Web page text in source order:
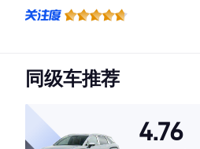
·空间表现较为优秀，优于64%同级车
同级车推荐
4.76